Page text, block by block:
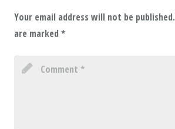
Your email address will not be published.
are marked *